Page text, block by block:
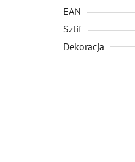
EAN
Szlif
Dekoracja